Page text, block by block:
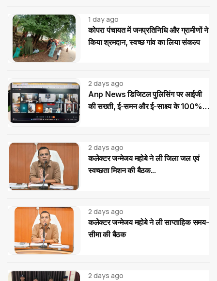
1 day ago
कोपरा पंचायत में जनप्रतिनिधि और ग्रामीणों ने
किया श्रमदान, स्वच्छ गांव का लिया संकल्प
2 days ago
Anp News डिजिटल पुलिसिंग पर आईजी
की सख्ती, ई-समन और ई-साक्ष्य के 100%
2 days ago
कलेक्टर जन्मेजय महोबे ने ली जिला जल एवं
स्वच्छता मिशन की बैठक...
2 days ago
कलेक्टर जन्मेजय महोबे ने ली साप्ताहिक समय-
सीमा की बैठक
2 days ago